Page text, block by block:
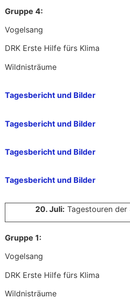
Gruppe 4:
Vogelsang
DRK Erste Hilfe fürs Klima
Wildnisträume
Tagesbericht und Bilder
Tagesbericht und Bilder
Tagesbericht und Bilder
Tagesbericht und Bilder
20. Juli: Tagestouren der
Gruppe 1:
Vogelsang
DRK Erste Hilfe fürs Klima
Wildnisträume